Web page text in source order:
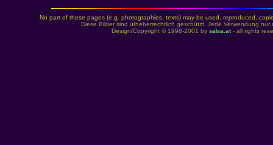
No part of these pages (e.g. photographies, texts) may be used, reproduced,
Diese Bilder sind urheberrechtlich geschützt. Jede Verwendung
Design/Copyright © 1998-2001 by salsa.at - all rights